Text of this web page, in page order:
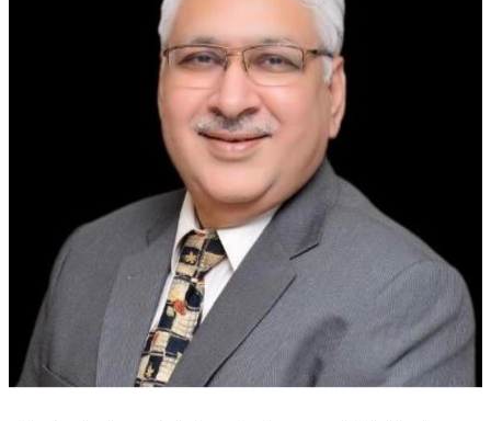
Araşdırma
Multimedia
Foto
Video
İnfoqrafika
Podcast
Humanitar